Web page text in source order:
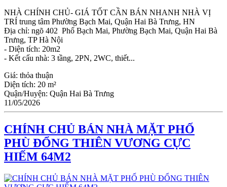
NHÀ CHÍNH CHỦ- GIÁ TỐT CẦN BÁN NHANH NHÀ VỊ
TRÍ trung tâm Phường Bạch Mai, Quận Hai Bà Trưng, HN
Địa chỉ: ngõ 402 Phố Bạch Mai, Phường Bạch Mai, Quận Hai Bà
Trưng, TP Hà Nội
- Diện tích: 20m2
- Kết cấu nhà: 3 tầng, 2PN, 2WC, thiết...
Giá: thỏa thuận
Diện tích: 20 m²
Quận/Huyện: Quận Hai Bà Trưng
11/05/2026
CHÍNH CHỦ BÁN NHÀ MẶT PHỐ
PHÙ ĐỔNG THIÊN VƯƠNG CỰC
HIẾM 64M2